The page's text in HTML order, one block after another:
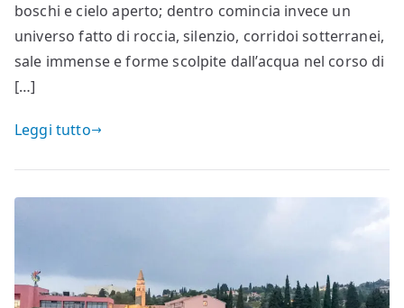
boschi e cielo aperto; dentro comincia invece un
universo fatto di roccia, silenzio, corridoi sotterranei,
sale immense e forme scolpite dall’acqua nel corso di
[…]
Leggi tutto